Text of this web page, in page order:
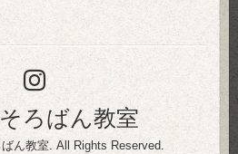
そろばん教室
ん教室. All Rights Reserved.